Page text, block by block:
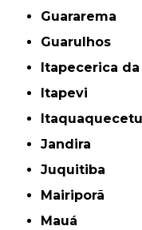
Guararema
Guarulhos
Itapecerica da
Itapevi
Jandira
Juquitiba
Mairiporã
Mauá